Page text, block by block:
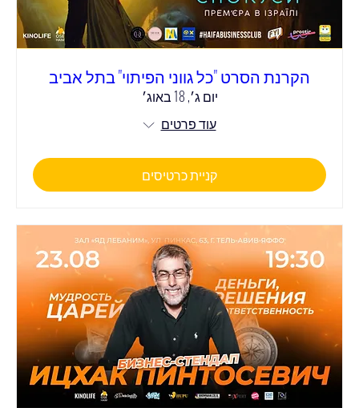
הקרנת הסרט "כל גווני הפיתוי" בתל אביב
יום ג׳, 18 באוג׳
עוד פרטים
קניית כרטיסים